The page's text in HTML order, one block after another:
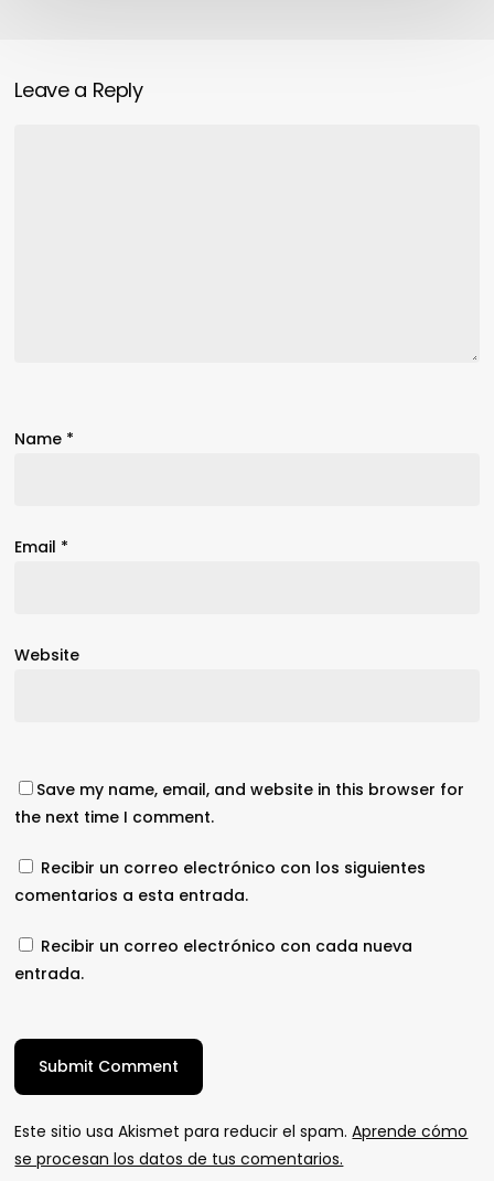
Leave a Reply
Name *
Email *
Website
Save my name, email, and website in this browser for
the next time I comment.
Recibir un correo electrónico con los siguientes
comentarios a esta entrada.
Recibir un correo electrónico con cada nueva
entrada.
Este sitio usa Akismet para reducir el spam.Aprende cómo
se procesan los datos de tus comentarios.